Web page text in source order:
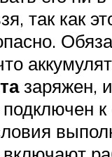
так как
заряжен,
к